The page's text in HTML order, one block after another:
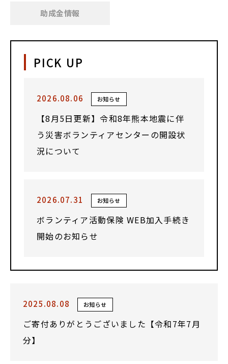
助成金情報
PICK UP
2026.08.06 お知らせ
【8月5日更新】令和8年熊本地震に伴
う災害ボランティアセンターの開設状
況について
2026.07.31 お知らせ
ボランティア活動保険 WEB加入手続き
開始のお知らせ
2025.08.08 お知らせ
ご寄付ありがとうございました【令和7年7月
分】